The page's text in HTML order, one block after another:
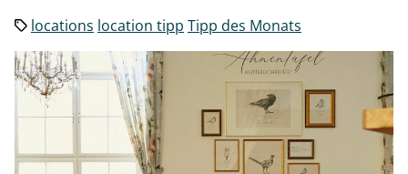
locations location tipp Tipp des Monats